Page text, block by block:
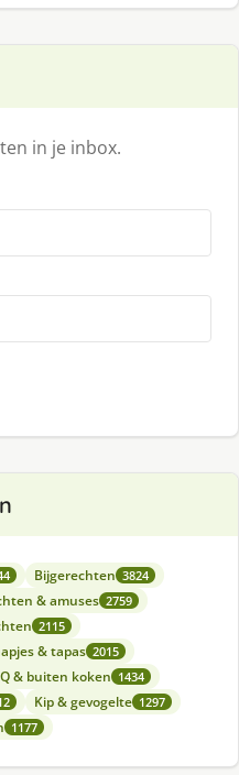
in je inbox.
Bijgerechten 3824
& amuses 2759
2115
& tapas 2015
& buiten koken 1434
Kip & gevogelte 1297
1177